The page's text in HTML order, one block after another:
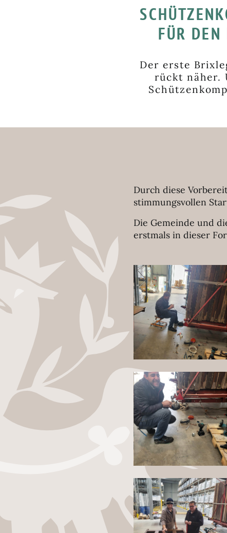
FÜR
Der erste
rückt näher.
Durch diese
stimmungsvollen
Die Gemeinde und
erstmals in dieser